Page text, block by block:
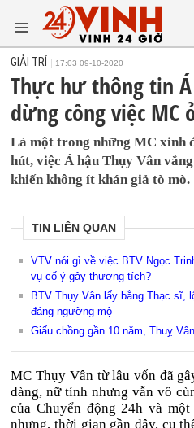
GIẢI TRÍ 17:03 09-10-2020
Thực hư thông tin
dừng công việc MC
Là một trong những MC xinh
hút, việc Á hậu Thụy Vân
khiến không ít khán giả tò mò.
TIN LIÊN QUAN
VTV nói gì về việc BTV Ngọc
vụ cố ý gây thương tích?
BTV Thụy Vân lấy bằng Thạc sĩ,
đáng ngưỡng mộ
Giấu chồng gần 10 năm, Thuỵ
MC Thụy Vân từ lâu vốn đã
dàng, nữ tính nhưng vẫn vô
của Chuyển động 24h và
nhưng, thời gian gần đây, cụ